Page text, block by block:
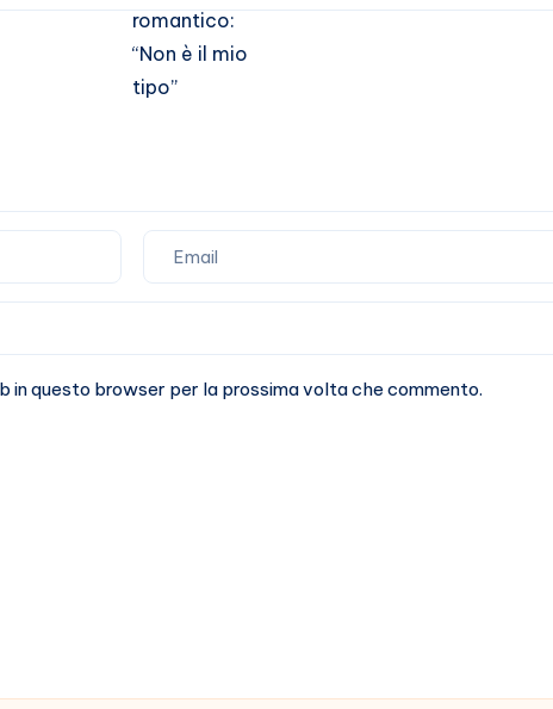
romantico:
“Non
è
in questo browser per la prossima volta che commento.